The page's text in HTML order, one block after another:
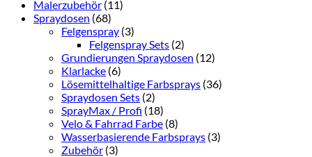
Malerzubehör (11)
Spraydosen (68)
Felgenspray (3)
Felgenspray Sets (2)
Grundierungen Spraydosen (12)
Klarlacke (6)
Lösemittelhaltige Farbsprays (36)
Spraydosen Sets (2)
SprayMax / Profi (18)
Velo & Fahrrad Farbe (8)
Wasserbasierende Farbsprays (3)
Zubehör (3)